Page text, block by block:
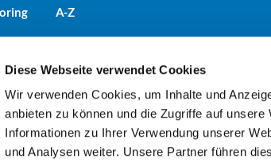
Diese Webseite verwendet Cookies
Wir verwenden Cookies, um Inhalte und
anbieten zu können und die Zugriffe auf
Informationen zu Ihrer Verwendung unserer
und Analysen weiter. Unsere Partner führen
A-Z
Evangelische Kirchengemeinde Tiergarten · Alt-